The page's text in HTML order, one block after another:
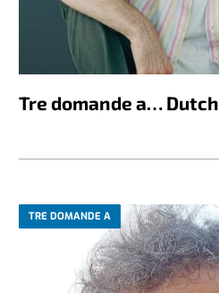
Tre domande a…
TRE DOMANDE A